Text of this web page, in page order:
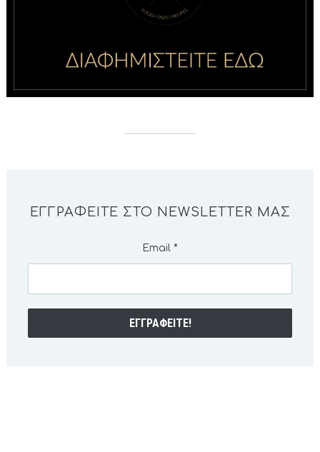
ΕΓΓΡΑΦΕΊΤΕ ΣΤΟ NEWSLETTER ΜΑΣ
Email *